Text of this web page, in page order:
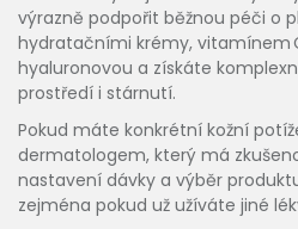
výrazně podpořit běžnou péči o
hydratačními krémy, vitamínem
hyaluronovou a získáte
prostředí i stárnutí.
Pokud máte konkrétní kožní
dermatologem, který má
nastavení dávky a výběr
zejména pokud už užíváte jiné